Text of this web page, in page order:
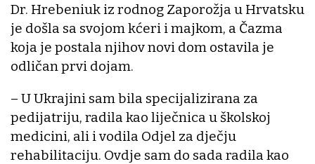
Dr. Hrebeniuk iz rodnog Zaporožja u Hrvatsku
je došla sa svojom kćeri i majkom, a Čazma
koja je postala njihov novi dom ostavila je
odličan prvi dojam.
– U Ukrajini sam bila specijalizirana za
pedijatriju, radila kao liječnica u školskoj
medicini, ali i vodila Odjel za dječju
rehabilitaciju. Ovdje sam do sada radila kao